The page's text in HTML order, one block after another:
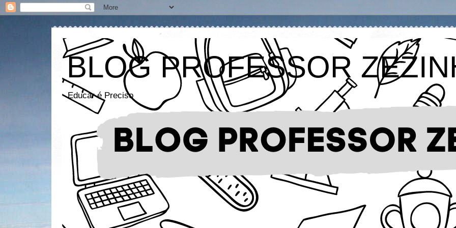
BLOG PROFESSOR
Educar é Preciso